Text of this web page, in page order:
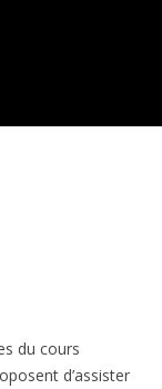
du cours
d’assister